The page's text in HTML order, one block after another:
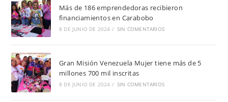
Más de 186 emprendedoras recibieron
financiamientos en Carabobo
8 DE JUNIO DE 2024 / SIN COMENTARIOS
Gran Misión Venezuela Mujer tiene más de 5
millones 700 mil inscritas
8 DE JUNIO DE 2024 / SIN COMENTARIOS